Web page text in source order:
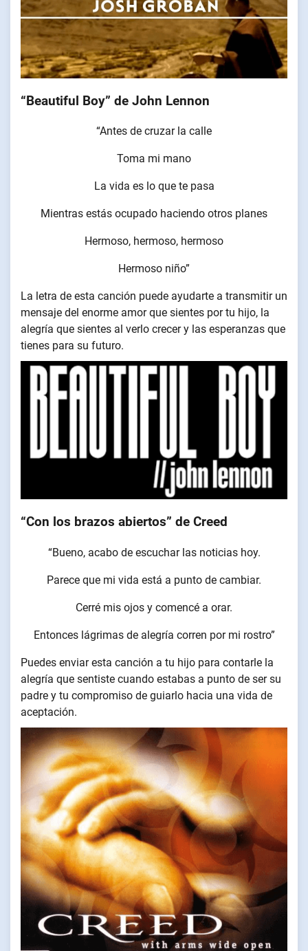
“Beautiful Boy” de John Lennon
“Antes de cruzar la calle
Toma mi mano
La vida es lo que te pasa
Mientras estás ocupado haciendo otros planes
Hermoso, hermoso, hermoso
Hermoso niño”
La letra de esta canción puede ayudarte a transmitir un
mensaje del enorme amor que sientes por tu hijo, la
alegría que sientes al verlo crecer y las esperanzas que
tienes para su futuro.
“Con los brazos abiertos” de Creed
“Bueno, acabo de escuchar las noticias hoy.
Parece que mi vida está a punto de cambiar.
Cerré mis ojos y comencé a orar.
Entonces lágrimas de alegría corren por mi rostro”
Puedes enviar esta canción a tu hijo para contarle la
alegría que sentiste cuando estabas a punto de ser su
padre y tu compromiso de guiarlo hacia una vida de
aceptación.